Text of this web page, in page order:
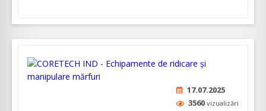
17.07.2025
3560 vizualizări